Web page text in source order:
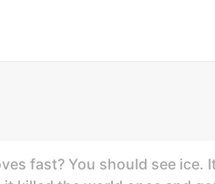
fast? You should see ice.